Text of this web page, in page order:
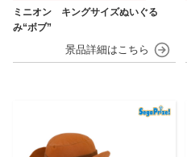
ミニオン キングサイズぬいぐる
み“ボブ”